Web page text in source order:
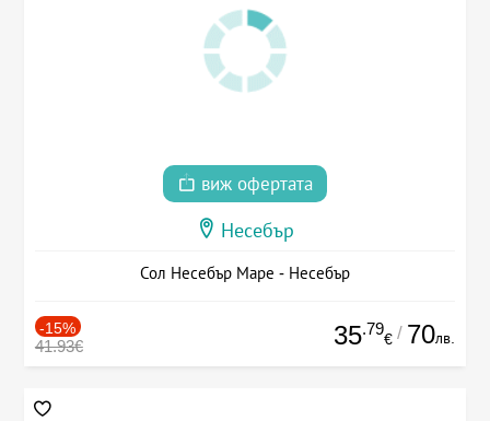
виж офертата
Несебър
Сол Несебър Маре - Несебър
-15%
41.93€ 35.79
€ / 70лв.